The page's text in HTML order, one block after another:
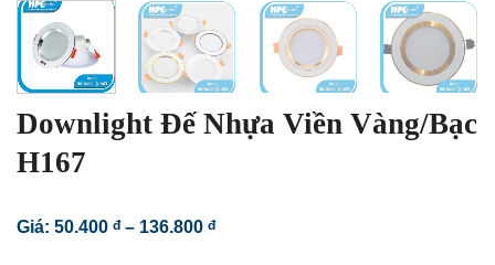
Downlight Đế Nhựa Viền Vàng/Bạc
H167
Giá: 50.400 đ – 136.800 đKhoảng